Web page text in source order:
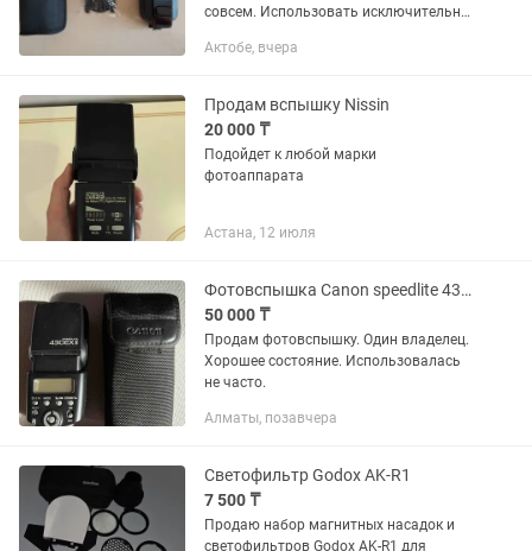
совсем. Использовать исключительно
комплект не поставляю). В общем
Актобе, вчера
Продам вспышку Nissin
20 000 ₸
Подойдет к любой марки
фотоаппарата
Астана, 12 июля
Фотовспышка Canon speedlite 430ex ii
50 000 ₸
Продам фотовспышку. Один владелец.
Хорошее состояние. Использовалась
не часто.
Алматы, позавчера
Светофильтр Godox AK-R1
7 500 ₸
Продаю набор магнитных насадок и
светофильтров Godox AK-R1 для